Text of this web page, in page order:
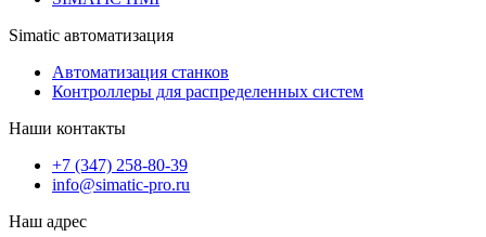
Simatic автоматизация
Автоматизация станков
Контроллеры для распределенных систем
Наши контакты
+7 (347) 258-80-39
info@simatic-pro.ru
Наш адрес